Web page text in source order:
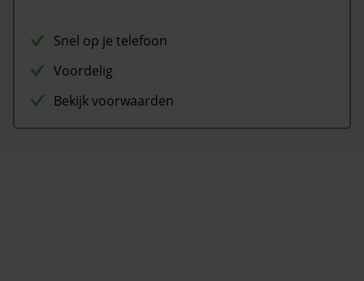
Snel op je telefoon
Voordelig
Bekijk voorwaarden